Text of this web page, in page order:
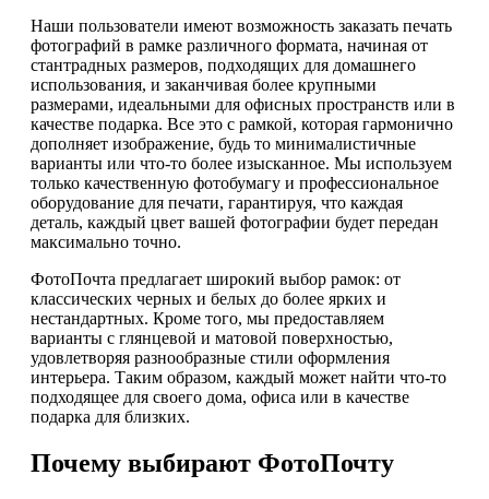
Наши пользователи имеют возможность заказать печать
фотографий в рамке различного формата, начиная от
стантрадных размеров, подходящих для домашнего
использования, и заканчивая более крупными
размерами, идеальными для офисных пространств или в
качестве подарка. Все это с рамкой, которая гармонично
дополняет изображение, будь то минималистичные
варианты или что-то более изысканное. Мы используем
только качественную фотобумагу и профессиональное
оборудование для печати, гарантируя, что каждая
деталь, каждый цвет вашей фотографии будет передан
максимально точно.
ФотоПочта предлагает широкий выбор рамок: от
классических черных и белых до более ярких и
нестандартных. Кроме того, мы предоставляем
варианты с глянцевой и матовой поверхностью,
удовлетворяя разнообразные стили оформления
интерьера. Таким образом, каждый может найти что-то
подходящее для своего дома, офиса или в качестве
подарка для близких.
Почему выбирают ФотоПочту